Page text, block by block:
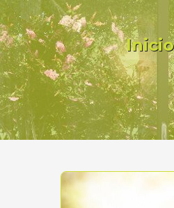
Inicio